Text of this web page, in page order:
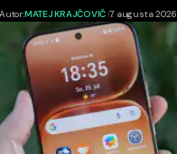
Autor:MATEJ KRAJČOVIČ 7. augusta 2026